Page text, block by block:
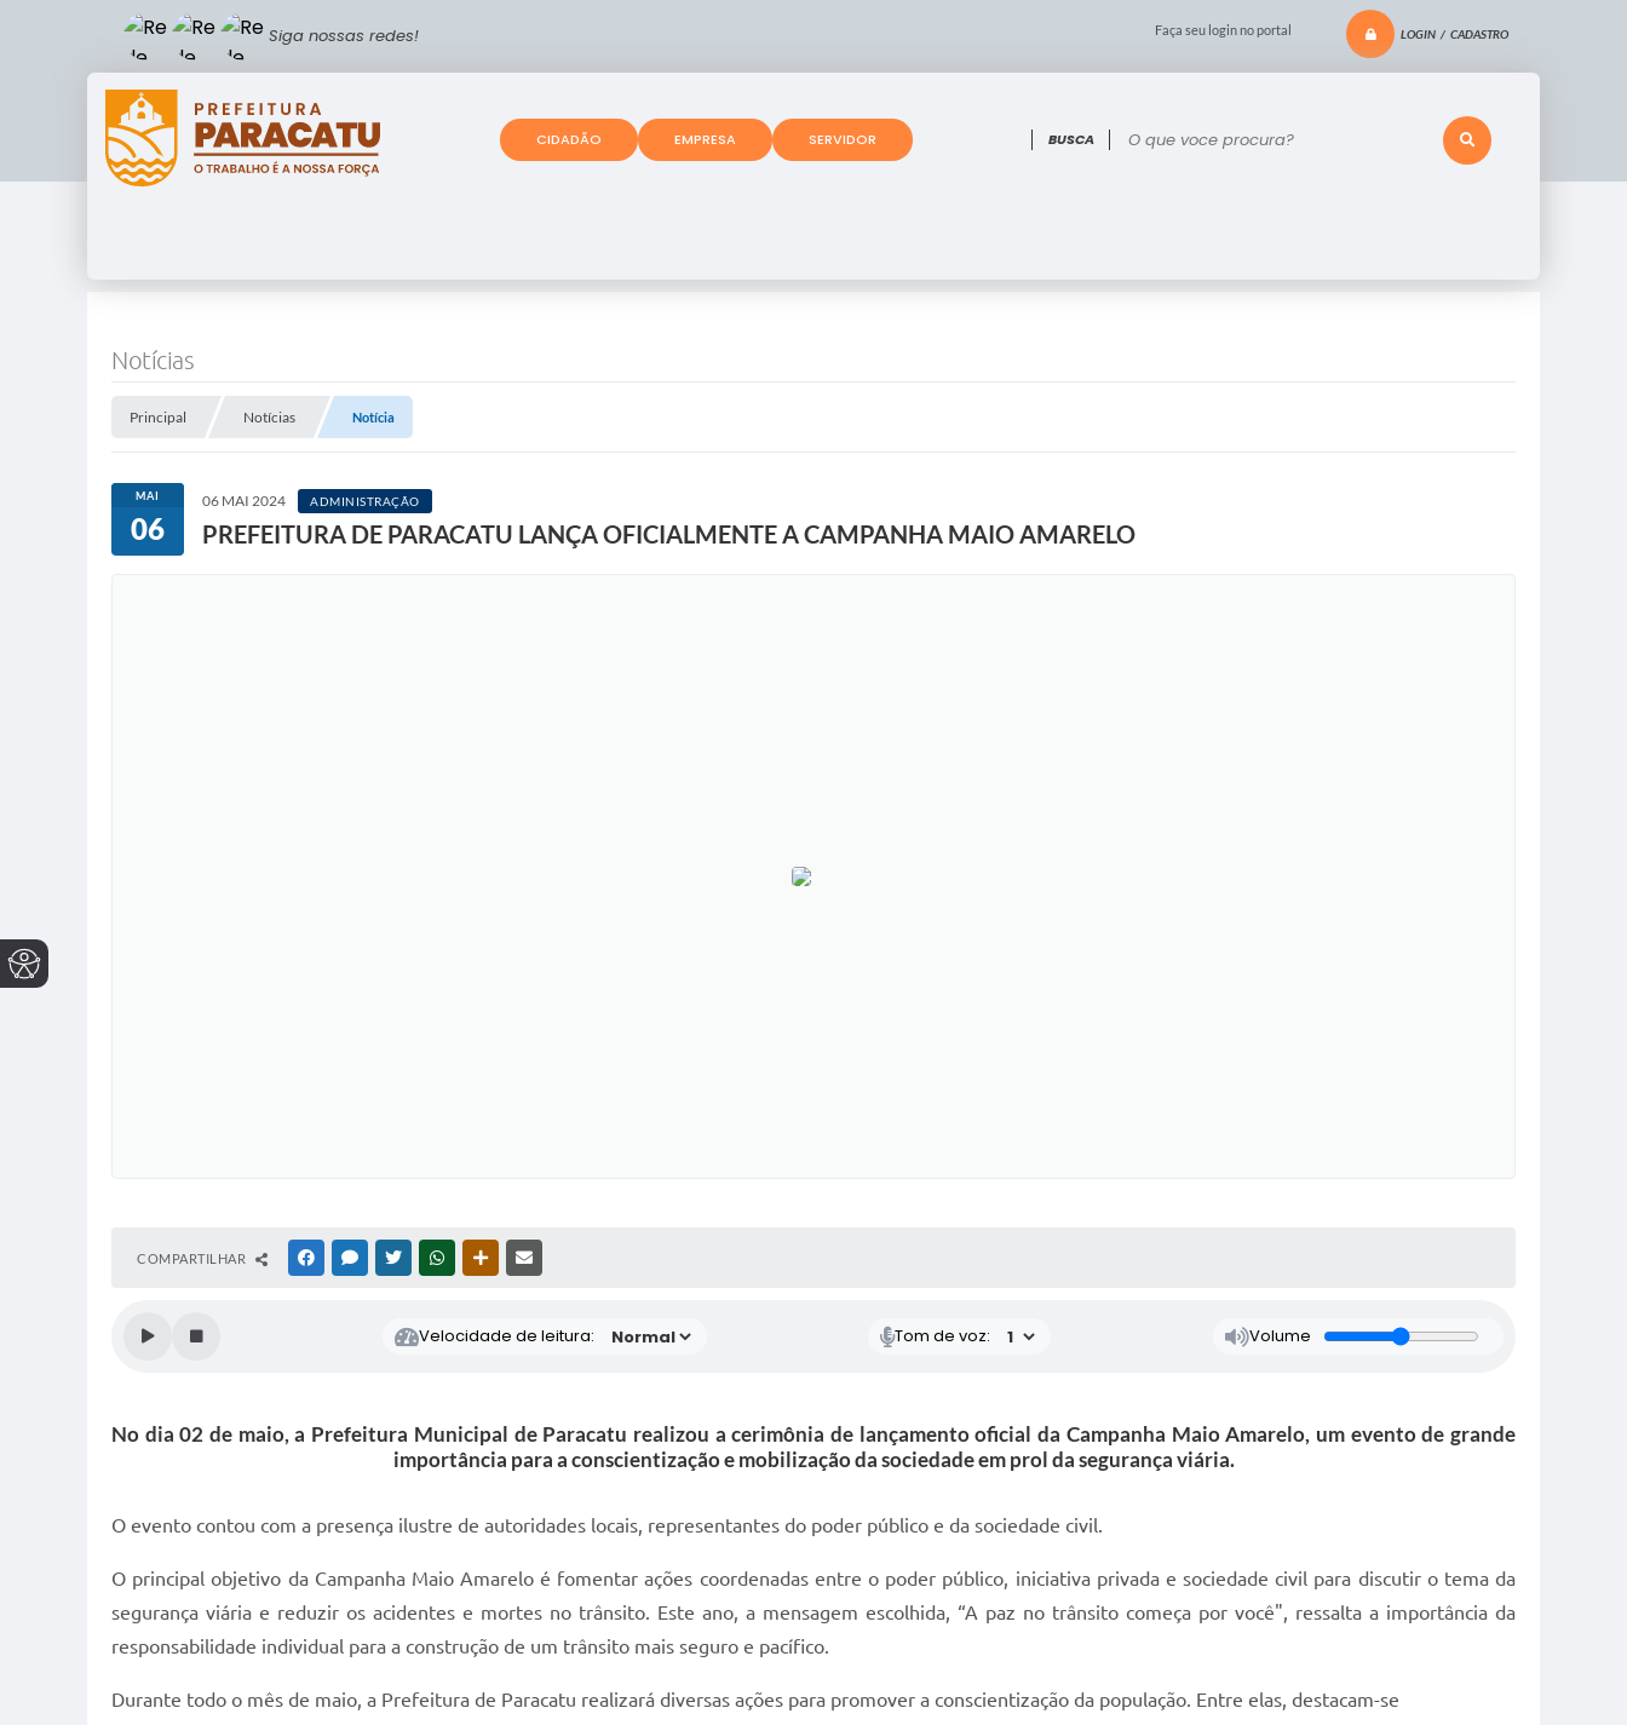
Faça seu login no portal LOGIN / CADASTRO
O que voce procura?
Siga nossas redes!
CIDADÃO EMPRESA SERVIDOR
Notícias
Principal Notícias Notícia
MAI
06
06 MAI 2024 ADMINISTRAÇÃO
PREFEITURA DE PARACATU LANÇA OFICIALMENTE A CAMPANHA MAIO AMARELO
COMPARTILHAR FACEBOOKMESSENGER
TWITTERWHATSAPPOUTRAS MÍDIAS
Velocidade de leitura: Tom de voz: Volume
No dia 02 de maio, a Prefeitura Municipal de Paracatu realizou a cerimônia de lançamento oficial da Campanha Maio Amarelo, um evento de grande
importância para a conscientização e mobilização da sociedade em prol da segurança viária.
O evento contou com a presença ilustre de autoridades locais, representantes do poder público e da sociedade civil.
O principal objetivo da Campanha Maio Amarelo é fomentar ações coordenadas entre o poder público, iniciativa privada e sociedade civil para discutir o tema da
segurança viária e reduzir os acidentes e mortes no trânsito. Este ano, a mensagem escolhida, “A paz no trânsito começa por você", ressalta a importância da
responsabilidade individual para a construção de um trânsito mais seguro e pacífico.
Durante todo o mês de maio, a Prefeitura de Paracatu realizará diversas ações para promover a conscientização da população. Entre elas, destacam-se